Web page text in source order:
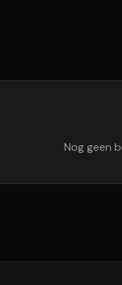
Nog geen